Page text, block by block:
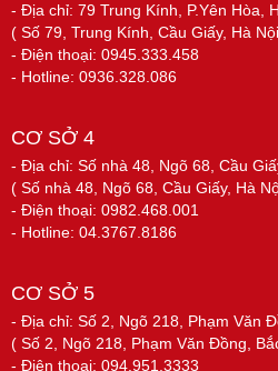
- Địa chỉ: 79 Trung Kính, P.Yên Hòa,
( Số 79, Trung Kính, Cầu Giấy, Hà
- Điện thoại: 0945.333.458
- Hotline: 0936.328.086
CƠ SỞ 4
- Địa chỉ: Số nhà 48, Ngõ 68, Cầu
( Số nhà 48, Ngõ 68, Cầu Giấy, Hà
- Điện thoại: 0982.468.001
- Hotline: 04.3767.8186
CƠ SỞ 5
- Địa chỉ: Số 2, Ngõ 218, Phạm Văn
( Số 2, Ngõ 218, Phạm Văn Đồng,
- Điện thoại: 094.951.3333